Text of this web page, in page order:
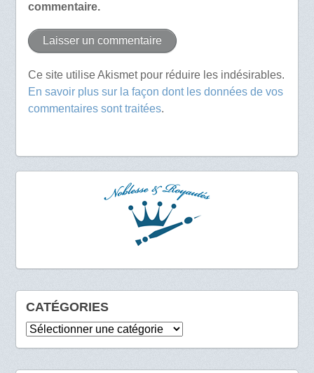
commentaire.
Ce site utilise Akismet pour réduire les indésirables.
En savoir plus sur la façon dont les données de vos
commentaires sont traitées.
CATÉGORIES
Catégories